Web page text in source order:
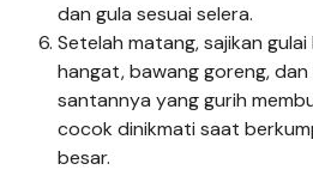
dan gula sesuai selera.
Setelah matang, sajikan
hangat, bawang goreng, dan
santannya yang gurih
cocok dinikmati saat
besar.